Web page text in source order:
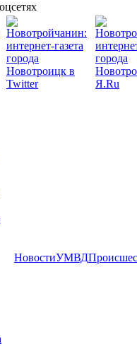
НовостиУМВД